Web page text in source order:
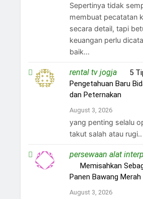
Sepertinya tidak
membuat pecatatan
secara detail, tapi
keuangan perlu
baik...
rental tv jogjaon 5
Pengetahuan Baru
dan Peternakan
August 3, 2026
yang penting selalu
takut salah atau rugi..
persewaan alat
Memisahkan
Panen Bawang Merah
August 3, 2026